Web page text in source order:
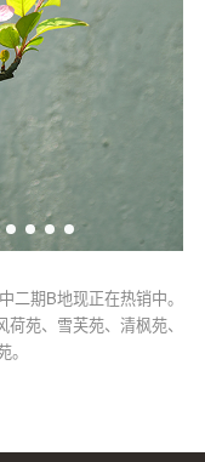
二期B地现正在热销中。
苑、雪芙苑、清枫苑、